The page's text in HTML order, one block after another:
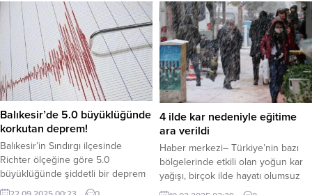
Sulusaray ilçesi olan 4.2
büyüklüğünde bir deprem
meydana geldiğini duyurdu. Yerin 5
kilometre gibi sığ bir derinliğinde
gerçekleşen sarsıntı, çevre illerde
de hissedildi. Tokat – Karadeniz ve
İç Anadolu bölgelerinin kesişiminde
yer alan Tokat,...
olduğu belirlenen iki şüpheli
yakalanarak tutuklandı. Edinilen
bilgilere göre, Viranşehir’de 2 yıl
önce evlilik dışı dünyaya getirdiği
bebeğini öldüren Suriye uyruklu
anne B.M. ve sevgilisi...
Balıkesir’de 5.0 büyüklüğünde
korkutan deprem!
Balıkesir’in Sındırgı ilçesinde
Richter ölçeğine göre 5.0
büyüklüğünde şiddetli bir deprem
meydana geldi. Gece yarısı
4 ilde kar nedeniyle eğitime
ara verildi
Haber merkezi– Türkiye’nin bazı
bölgelerinde etkili olan yoğun kar
yağışı, birçok ilde hayatı olumsuz
etkilemeye devam ediyor. Kar